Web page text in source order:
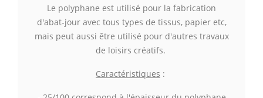
Le polyphane est utilisé pour la fabrication
d'abat-jour avec tous types de tissus, papier etc,
mais peut aussi être utilisé pour d'autres travaux
de loisirs créatifs.
Caractéristiques :